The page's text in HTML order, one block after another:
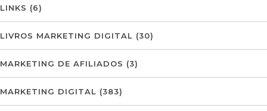
LINKS (6)
LIVROS MARKETING DIGITAL (30)
MARKETING DE AFILIADOS (3)
MARKETING DIGITAL (383)